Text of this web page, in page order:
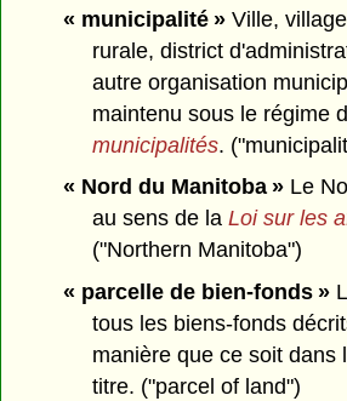
« municipalité »Ville,
rurale, district
autre organisation
maintenu sous le régime
municipalités.
« Nord du Manitoba »Le
au sens de laLoi sur les
("Northern Manitoba")
« parcelle de bien-fonds »
tous les biens-fonds
manière que ce soit dans
titre. ("parcel of land")